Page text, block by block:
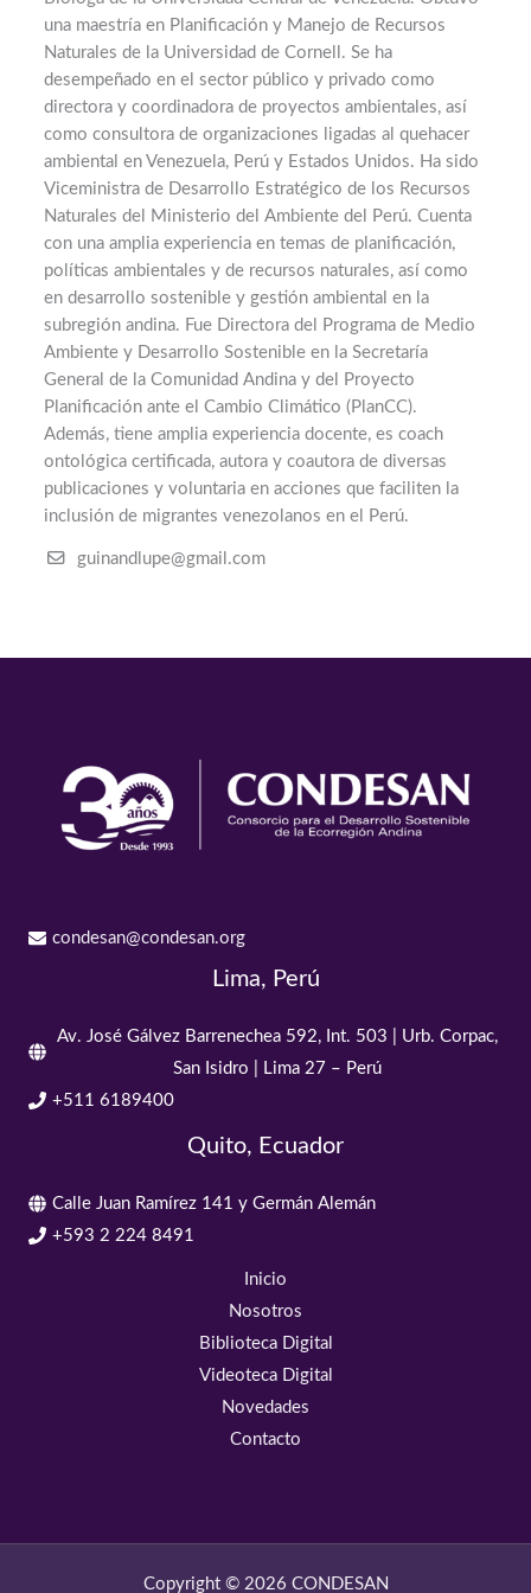
una maestría en Planificación y Manejo de Recursos
Naturales de la Universidad de Cornell. Se ha
desempeñado en el sector público y privado como
directora y coordinadora de proyectos ambientales, así
como consultora de organizaciones ligadas al quehacer
ambiental en Venezuela, Perú y Estados Unidos. Ha sido
Viceministra de Desarrollo Estratégico de los Recursos
Naturales del Ministerio del Ambiente del Perú. Cuenta
con una amplia experiencia en temas de planificación,
políticas ambientales y de recursos naturales, así como
en desarrollo sostenible y gestión ambiental en la
subregión andina. Fue Directora del Programa de Medio
Ambiente y Desarrollo Sostenible en la Secretaría
General de la Comunidad Andina y del Proyecto
Planificación ante el Cambio Climático (PlanCC).
Además, tiene amplia experiencia docente, es coach
ontológica certificada, autora y coautora de diversas
publicaciones y voluntaria en acciones que faciliten la
inclusión de migrantes venezolanos en el Perú.
guinandlupe@gmail.com
condesan@condesan.org
Lima, Perú
Av. José Gálvez Barrenechea 592, Int. 503 | Urb. Corpac,
San Isidro | Lima 27 – Perú
+511 6189400
Quito, Ecuador
Calle Juan Ramírez 141 y Germán Alemán
+593 2 224 8491
Inicio
Nosotros
Biblioteca Digital
Videoteca Digital
Novedades
Contacto
Copyright © 2026 CONDESAN